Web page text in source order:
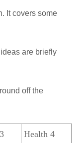
It covers some
are briefly
off the
Health 4